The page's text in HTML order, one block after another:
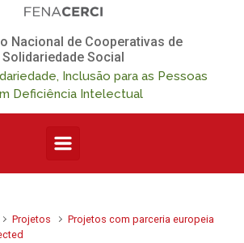
Nacional de Cooperativas de
Solidariedade Social
Inclusão para as Pessoas
Deficiência Intelectual
Projetos
Projetos com parceria europeia